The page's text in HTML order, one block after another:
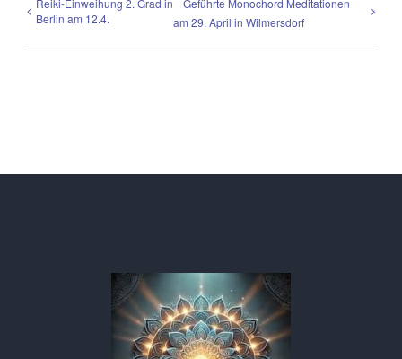
Berlin am 12.4.
am 29. April in Wilmersdorf